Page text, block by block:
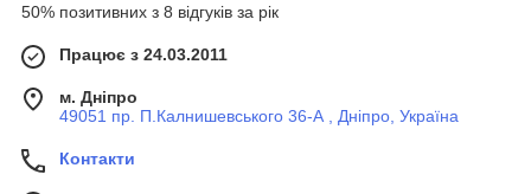
50% позитивних з 8 відгуків за рік
Працює з 24.03.2011
м. Дніпро
49051 пр. П.Калнишевського 36-А , Дніпро, Україна
Контакти